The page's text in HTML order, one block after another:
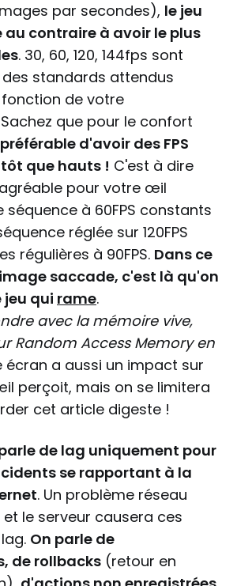
par secondes), le jeu
au contraire à avoir le plus
. 30, 60, 120, 144fps sont
standards attendus
de votre
que pour le confort
d'avoir des FPS
que hauts ! C'est à dire
pour votre œil
séquence à 60FPS constants
réglée sur 120FPS
régulières à 90FPS. Dans ce
saccade, c'est là qu'on
jeu qui rame.
avec la mémoire vive,
Random Access Memory en
écran a aussi un impact sur
perçoit, mais on se limitera
cet article digeste !
de lag uniquement pour
se rapportant à la
. Un problème réseau
le serveur causera ces
On parle de
de rollbacks (retour en